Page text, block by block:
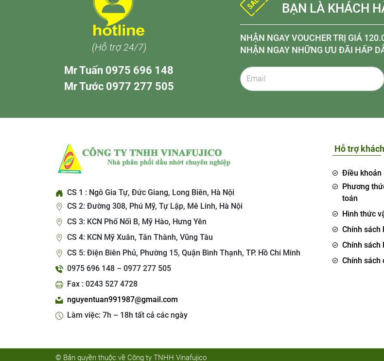
(Hỗ trợ 24/7)
Mr Tuấn 0975 696 148
Mr Tước 0977 277 505
BẠN LÀ KHÁCH
NHẬN NGAY VOUCHER TRỊ GIÁ
NHẬN NGAY NHỮNG ƯU ĐÃI HẤP
CS 1 : Ngô Gia Tự, Đức Giang, Long Biên, Hà Nội
CS 2: Đường 308, Phú Mỹ, Tự Lập, Mê Linh, Hà Nội
CS 3: KCN Phố Nối B, Mỹ Hào, Hưng Yên
CS 4: KCN Mỹ Xuân, Tân Thành, Vũng Tàu
CS 5: Điện Biên Phủ, Phường 15, Quận Bình Thạnh, TP. Hồ Chí Minh
0975 696 148 – 0977 277 505
Fax : 0243 527 4728
nguyentuan991987@gmail.com
Làm việc: 7h – 18h tất cả các ngày
Hỗ trợ
Điều khoản
Phương
toán
Hình thức
Chính sách
Chính sách
Chính sách
© Bản quyền thuộc về Công ty TNHH Vinafujico